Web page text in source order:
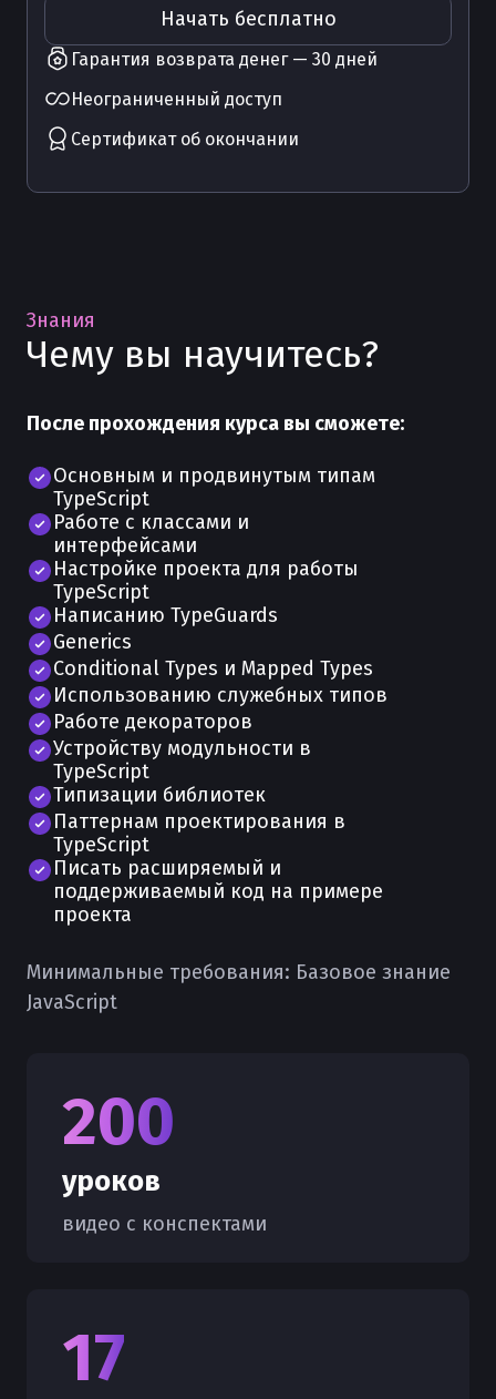
Начать бесплатно
Гарантия возврата денег — 30 дней
Неограниченный доступ
Сертификат об окончании
Знания
Чему вы научитесь?
После прохождения курса вы сможете:
Основным и продвинутым типам
TypeScript
Работе с классами и
интерфейсами
Настройке проекта для работы
TypeScript
Написанию TypeGuards
Generics
Conditional Types и Mapped Types
Использованию служебных типов
Работе декораторов
Устройству модульности в
TypeScript
Типизации библиотек
Паттернам проектирования в
TypeScript
Писать расширяемый и
поддерживаемый код на примере
проекта
Минимальные требования: Базовое знание
JavaScript
200
уроков
видео с конспектами
17